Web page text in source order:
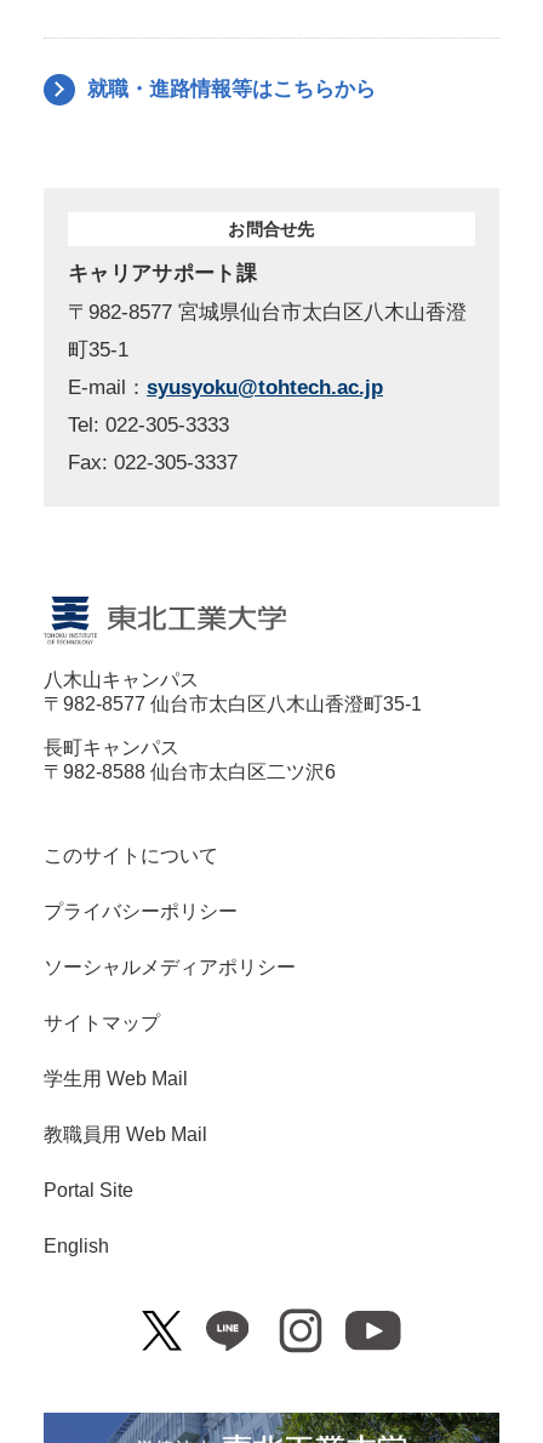
就職・進路情報等はこちらから
お問合せ先
キャリアサポート課
〒982-8577 宮城県仙台市太白区八木山香澄
町35-1
E-mail： syusyoku@tohtech.ac.jp
Tel: 022-305-3333
Fax: 022-305-3337
八木山キャンパス
〒982-8577 仙台市太白区八木山香澄町35-1
長町キャンパス
〒982-8588 仙台市太白区二ツ沢6
このサイトについて
プライバシーポリシー
ソーシャルメディアポリシー
サイトマップ
学生用 Web Mail
教職員用 Web Mail
Portal Site
English